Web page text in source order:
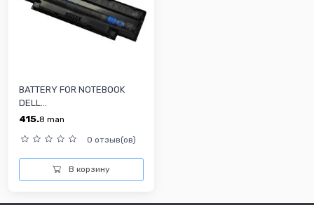
BATTERY FOR NOTEBOOK
DELL...
415.8 man
0 отзыв(ов)
В корзину